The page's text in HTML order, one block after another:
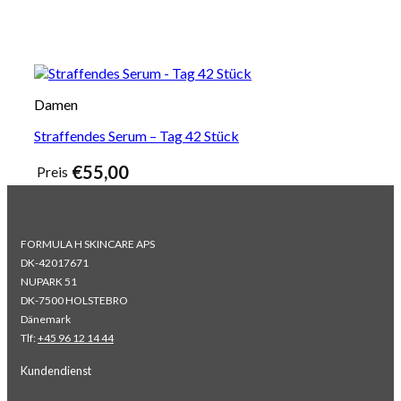
Damen
Straffendes Serum – Tag 42 Stück
Preis €55,00
FORMULA H SKINCARE APS
DK-42017671
NUPARK 51
DK-7500 HOLSTEBRO
Dänemark
Tlf:+45 96 12 14 44
Kundendienst